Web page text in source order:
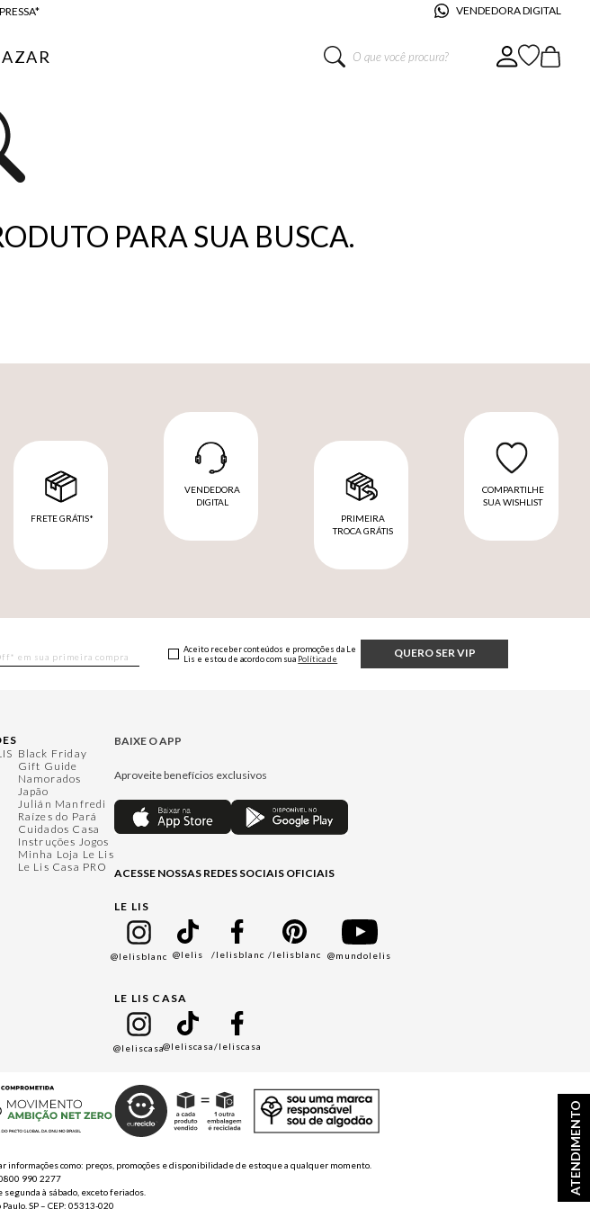
VENDEDORA DIGITAL
ATENDIMENTO
O que você procura?
PARA SUA BUSCA.
FRETE GRÁTIS*
VENDEDORA
DIGITAL
PRIMEIRA
TROCA GRÁTIS
COMPARTILHE
SUA WISHLIST
QUERO SER VIP
Aceito receber conteúdos e promoções da Le
Lis e estou de acordo com sua Política de
Black Friday
Gift Guide
Namorados
Japão
Julián Manfredi
Raízes do Pará
Cuidados Casa
Instruções Jogos
Minha Loja Le Lis
Le Lis Casa PRO
BAIXE O APP
Aproveite benefícios exclusivos
ACESSE NOSSAS REDES SOCIAIS OFICIAIS
LE LIS
@lelisblanc @lelis /lelisblanc /lelisblanc @mundolelis
LE LIS CASA
@leliscasa@leliscasa/leliscasa
informações como: preços, promoções e disponibilidade de estoque a qualquer momento.
990 2277
segunda à sábado, exceto feriados.
SP – CEP: 05313-020